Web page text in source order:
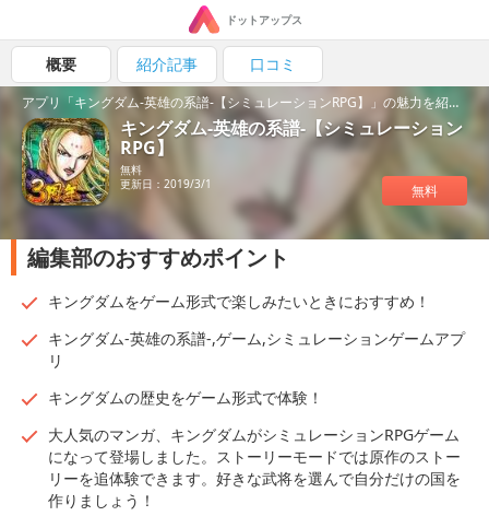
ドットアップス
概要 紹介記事 口コミ
アプリ「キングダム-英雄の系譜-【シミュレーションRPG】」の魅力を紹介！
キングダム-英雄の系譜-【シミュレーション
RPG】
無料
更新日：2019/3/1
無料
編集部のおすすめポイント
キングダムをゲーム形式で楽しみたいときにおすすめ！
キングダム-英雄の系譜-,ゲーム,シミュレーションゲームアプ
リ
キングダムの歴史をゲーム形式で体験！
大人気のマンガ、キングダムがシミュレーションRPGゲーム
になって登場しました。ストーリーモードでは原作のストー
リーを追体験できます。好きな武将を選んで自分だけの国を
作りましょう！